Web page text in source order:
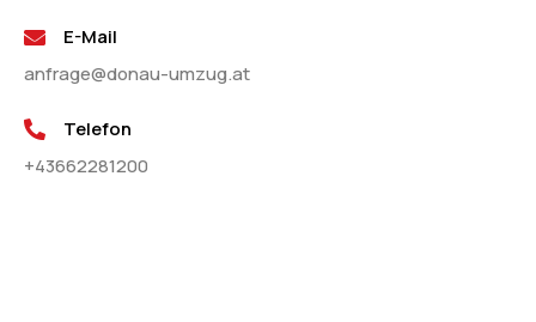
E-Mail
anfrage@donau-umzug.at
Telefon
+43662281200